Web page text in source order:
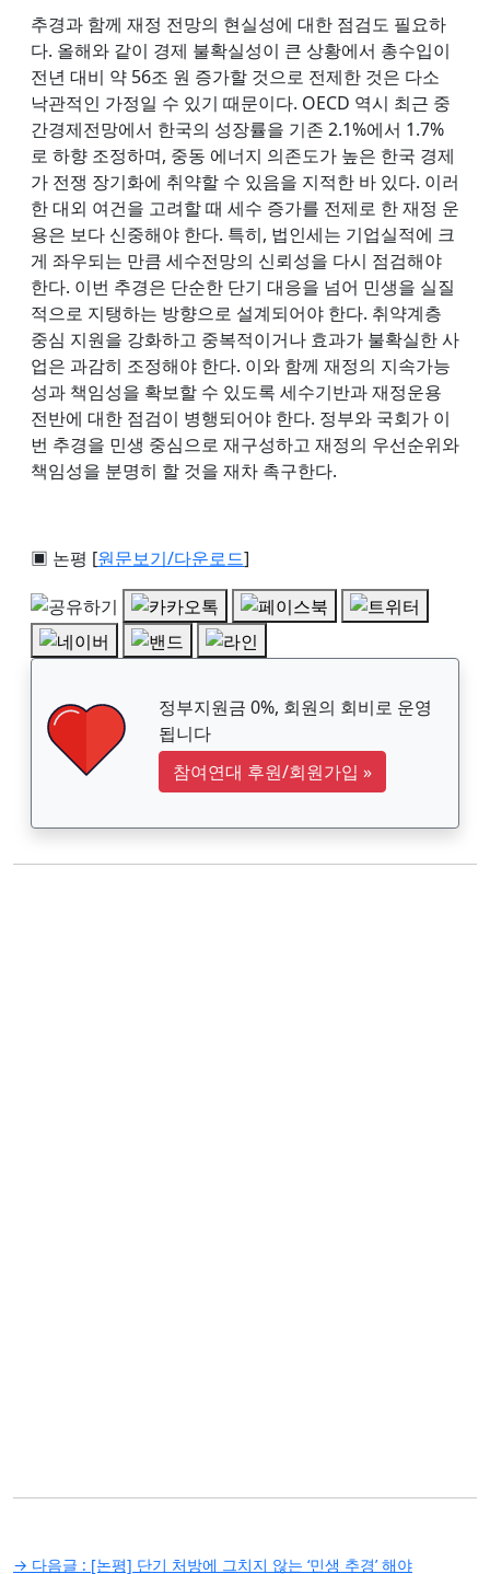
추경과 함께 재정 전망의 현실성에 대한 점검도 필요하
다. 올해와 같이 경제 불확실성이 큰 상황에서 총수입이
전년 대비 약 56조 원 증가할 것으로 전제한 것은 다소
낙관적인 가정일 수 있기 때문이다. OECD 역시 최근 중
간경제전망에서 한국의 성장률을 기존 2.1%에서 1.7%
로 하향 조정하며, 중동 에너지 의존도가 높은 한국 경제
가 전쟁 장기화에 취약할 수 있음을 지적한 바 있다. 이러
한 대외 여건을 고려할 때 세수 증가를 전제로 한 재정 운
용은 보다 신중해야 한다. 특히, 법인세는 기업실적에 크
게 좌우되는 만큼 세수전망의 신뢰성을 다시 점검해야
한다. 이번 추경은 단순한 단기 대응을 넘어 민생을 실질
적으로 지탱하는 방향으로 설계되어야 한다. 취약계층
중심 지원을 강화하고 중복적이거나 효과가 불확실한 사
업은 과감히 조정해야 한다. 이와 함께 재정의 지속가능
성과 책임성을 확보할 수 있도록 세수기반과 재정운용
전반에 대한 점검이 병행되어야 한다. 정부와 국회가 이
번 추경을 민생 중심으로 재구성하고 재정의 우선순위와
책임성을 분명히 할 것을 재차 촉구한다.
▣ 논평 [원문보기/다운로드]
정부지원금 0%, 회원의 회비로 운영
됩니다
참여연대 후원/회원가입 »
글
→ 다음글 : [논평] 단기 처방에 그치지 않는 ‘민생 추경’ 해야